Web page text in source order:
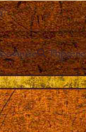
Търсене